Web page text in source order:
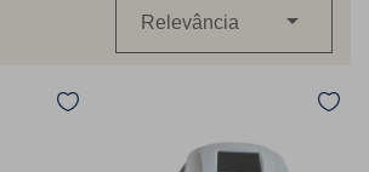
Relevância 